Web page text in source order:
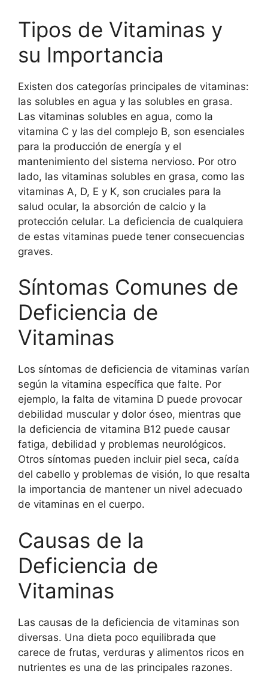
Tipos de Vitaminas y
su Importancia
Existen dos categorías principales de vitaminas:
las solubles en agua y las solubles en grasa.
Las vitaminas solubles en agua, como la
vitamina C y las del complejo B, son esenciales
para la producción de energía y el
mantenimiento del sistema nervioso. Por otro
lado, las vitaminas solubles en grasa, como las
vitaminas A, D, E y K, son cruciales para la
salud ocular, la absorción de calcio y la
protección celular. La deficiencia de cualquiera
de estas vitaminas puede tener consecuencias
graves.
Síntomas Comunes de
Deficiencia de
Vitaminas
Los síntomas de deficiencia de vitaminas varían
según la vitamina específica que falte. Por
ejemplo, la falta de vitamina D puede provocar
debilidad muscular y dolor óseo, mientras que
la deficiencia de vitamina B12 puede causar
fatiga, debilidad y problemas neurológicos.
Otros síntomas pueden incluir piel seca, caída
del cabello y problemas de visión, lo que resalta
la importancia de mantener un nivel adecuado
de vitaminas en el cuerpo.
Causas de la
Deficiencia de
Vitaminas
Las causas de la deficiencia de vitaminas son
diversas. Una dieta poco equilibrada que
carece de frutas, verduras y alimentos ricos en
nutrientes es una de las principales razones.